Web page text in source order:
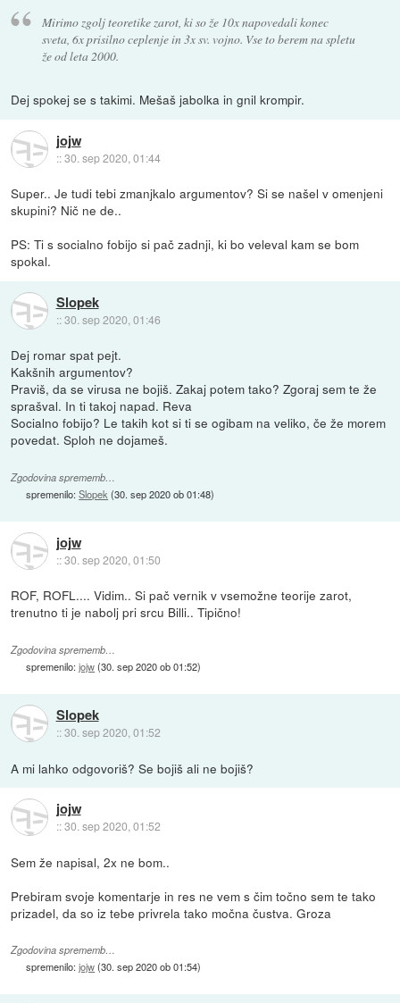
Mirimo zgolj teoretike zarot, ki so že 10x napovedali konec
sveta, 6x prisilno ceplenje in 3x sv. vojno. Vse to berem na spletu
že od leta 2000.
Dej spokej se s takimi. Mešaš jabolka in gnil krompir.
jojw
::30. sep 2020, 01:44
Super.. Je tudi tebi zmanjkalo argumentov? Si se našel v omenjeni
skupini? Nič ne de..
PS: Ti s socialno fobijo si pač zadnji, ki bo veleval kam se bom
spokal.
Slopek
::30. sep 2020, 01:46
Dej romar spat pejt.
Kakšnih argumentov?
Praviš, da se virusa ne bojiš. Zakaj potem tako? Zgoraj sem te že
sprašval. In ti takoj napad. Reva
Socialno fobijo? Le takih kot si ti se ogibam na veliko, če že morem
povedat. Sploh ne dojameš.
Zgodovina sprememb…
spremenilo:Slopek (30. sep 2020 ob 01:48)
jojw
::30. sep 2020, 01:50
ROF, ROFL.... Vidim.. Si pač vernik v vsemožne teorije zarot,
trenutno ti je nabolj pri srcu Billi.. Tipično!
Zgodovina sprememb…
spremenilo:jojw(30. sep 2020 ob 01:52)
Slopek
::30. sep 2020, 01:52
A mi lahko odgovoriš? Se bojiš ali ne bojiš?
jojw
::30. sep 2020, 01:52
Sem že napisal, 2x ne bom..
Prebiram svoje komentarje in res ne vem s čim točno sem te tako
prizadel, da so iz tebe privrela tako močna čustva. Groza
Zgodovina sprememb…
spremenilo:jojw(30. sep 2020 ob 01:54)